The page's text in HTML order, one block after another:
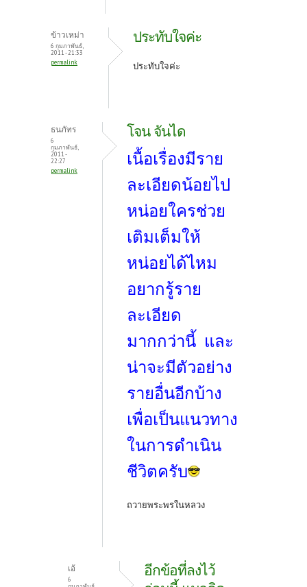
ข้าวเหม่า
6 กุมภาพันธ์,
2011 - 21:33
permalink
ประทับใจค่ะ
ประทับใจค่ะ
ธนภัทร
6
กุมภาพันธ์,
2011 -
22:27
permalink
โจน จันได
เนื้อเรื่องมีราย
ละเอียดน้อยไป
หน่อยใครช่วย
เติมเต็มให้
หน่อยได้ไหม
อยากรู้ราย
ละเอียด
มากกว่านี้ และ
น่าจะมีตัวอย่าง
รายอื่นอีกบ้าง
เพื่อเป็นแนวทาง
ในการดำเนิน
ชีวิตครับ
ถวายพระพรในหลวง
เอ้
6
อีกข้อที่ลงไว้